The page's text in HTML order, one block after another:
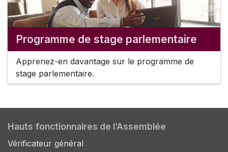
Programme de stage parlementaire
Apprenez-en davantage sur le programme de
stage parlementaire.
Hauts fonctionnaires de l’Assemblée
Vérificateur général